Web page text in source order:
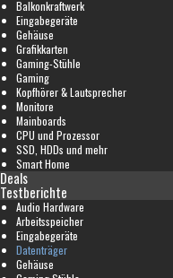
Balkonkraftwerk
Eingabegeräte
Gehäuse
Grafikkarten
Gaming-Stühle
Gaming
Kopfhörer & Lautsprecher
Monitore
Mainboards
CPU und Prozessor
SSD, HDDs und mehr
Smart Home
Deals
Testberichte
Audio Hardware
Arbeitsspeicher
Eingabegeräte
Datenträger
Gehäuse